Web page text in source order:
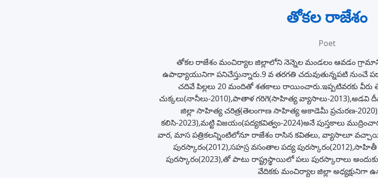
తోకల రాజేశం
Poet
తోకల రాజేశం మంచిర్యాల జిల్లాలోని నెన్నెల మండలం ఆవడం గ్రామానికి
ఉపాధ్యాయునిగా పనిచేస్తున్నారు.9 వ తరగతి చదువుతున్నపటి నుంచే
చదివే పిల్లలు 20 మందితో శతకాలు రాయించారు.ఇప్పటివరకు వీరు
చుక్కలు(నానీలు-2010),పాతాళ గరిగె(సాహిత్య వ్యాసాలు-2013),అడవి
జిల్లా సాహిత్య చరిత్ర(తెలంగాణ సాహిత్య అకాడెమీ ప్రచురణ-
కలిసి-2023),మట్టి విజయం(పద్యకవిత్వం-2024)అనే పుస్తకాలు
వార, మాస పత్రికలన్నింటిలోనూ రాజేశం రాసిన కవితలు, వ్యాసాలూ వచ్చాయి.
పురస్కారం(2012),సహస్ర వసంతాల పద్య
పురస్కారం(2023),తో పాటు రాష్ట్రస్థాయిలో పలు పురస్కారాలు
వేదికకు మంచిర్యాల జిల్లా అధ్యక్షునిగా